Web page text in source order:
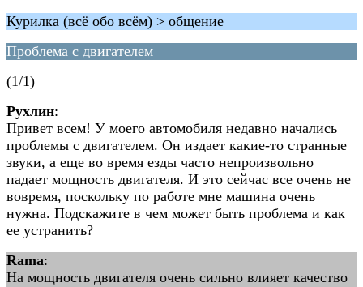
Курилка (всё обо всём) > общение
Проблема с двигателем
(1/1)
Рухлин:
Привет всем! У моего автомобиля недавно начались
проблемы с двигателем. Он издает какие-то странные
звуки, а еще во время езды часто непроизвольно
падает мощность двигателя. И это сейчас все очень не
вовремя, поскольку по работе мне машина очень
нужна. Подскажите в чем может быть проблема и как
ее устранить?
Rama:
На мощность двигателя очень сильно влияет качество